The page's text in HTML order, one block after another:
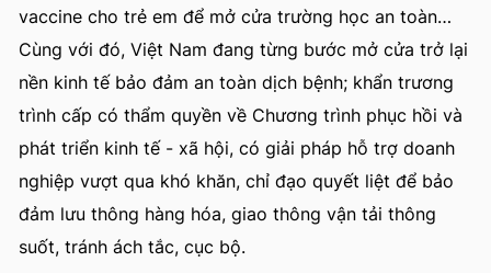
vaccine cho trẻ em để mở cửa trường học an toàn…
Cùng với đó, Việt Nam đang từng bước mở cửa trở lại
nền kinh tế bảo đảm an toàn dịch bệnh; khẩn trương
trình cấp có thẩm quyền về Chương trình phục hồi và
phát triển kinh tế - xã hội, có giải pháp hỗ trợ doanh
nghiệp vượt qua khó khăn, chỉ đạo quyết liệt để bảo
đảm lưu thông hàng hóa, giao thông vận tải thông
suốt, tránh ách tắc, cục bộ.